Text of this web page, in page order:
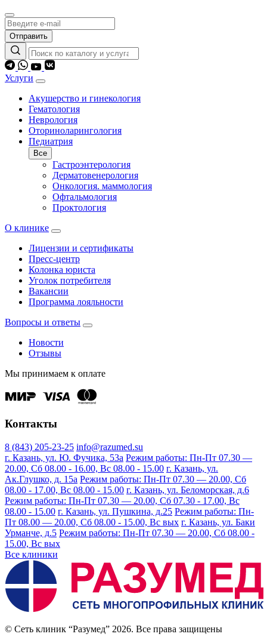
Отправить
Услуги
Акушерство и гинекология
Гематология
Неврология
Оториноларингология
Педиатрия
Все
Гастроэнтерология
Дерматовенерология
Онкология. маммология
Офтальмология
Проктология
О клинике
Лицензии и сертификаты
Пресс-центр
Колонка юриста
Уголок потребителя
Вакансии
Программа лояльности
Вопросы и ответы
Новости
Отзывы
Мы принимаем к оплате
Контакты
8 (843) 205-23-25 info@razumed.su
г. Казань, ул. Ю. Фучика, 53а Режим работы: Пн-Пт 07.30 —
20.00, Сб 08.00 - 16.00, Вс 08.00 - 15.00 г. Казань, ул.
Ак.Глушко, д. 15а Режим работы: Пн-Пт 07.30 — 20.00, Сб
08.00 - 17.00, Вс 08.00 - 15.00 г. Казань, ул. Беломорская, д.6
Режим работы: Пн-Пт 07.30 — 20.00, Сб 07.30 - 17.00, Вс
08.00 - 15.00 г. Казань, ул. Пушкина, д.25 Режим работы: Пн-
Пт 08.00 — 20.00, Сб 08.00 - 15.00, Вс вых г. Казань, ул. Баки
Урманче, д.5 Режим работы: Пн-Пт 07.30 — 20.00, Сб 08.00 -
15.00, Вс вых
Все клиники
© Сеть клиник “Разумед” 2026. Все права защищены